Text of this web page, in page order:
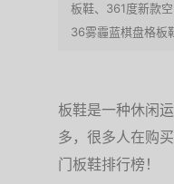
板鞋、361度新款
36雾霾蓝棋盘格板
板鞋是一种休闲
多，很多人在购
门板鞋排行榜！